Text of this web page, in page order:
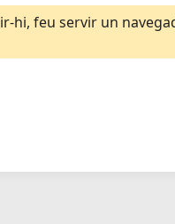
hi, feu servir un